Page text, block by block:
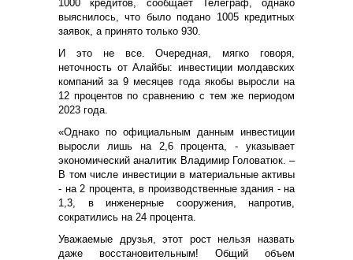
1000 кредитов, сообщает Телеграф, однако
выяснилось, что было подано 1005 кредитных
заявок, а принято только 930.
И это не все. Очередная, мягко говоря,
неточность от Алайбы: инвестиции молдавских
компаний за 9 месяцев года якобы выросли на
12 процентов по сравнению с тем же периодом
2023 года.
«Однако по официальным данным инвестиции
выросли лишь на 2,6 процента, - указывает
экономический аналитик Владимир Головатюк. –
В том числе инвестиции в материальные активы
- на 2 процента, в производственные здания - на
1,3, в инженерные сооружения, напротив,
сократились на 24 процента.
Уважаемые друзья, этот рост нельзя назвать
даже восстановительным! Общий объем